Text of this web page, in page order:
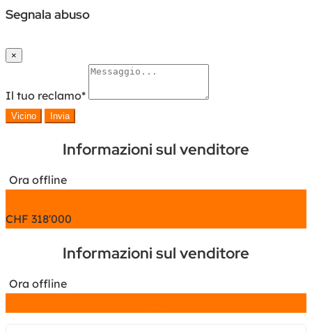
Segnala abuso
×
Il tuo reclamo*
Vicino Invia
Informazioni sul venditore
Ora offline
CHF 318'000
Informazioni sul venditore
Ora offline